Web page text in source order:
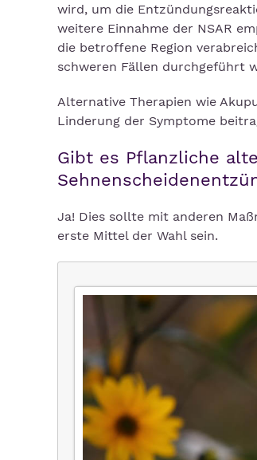
wird, um die
weitere Einnahme der NSAR
die betroffene Region
schweren Fällen durchgeführt
Alternative Therapien wie
Linderung der Symptome
Gibt es Pflanzliche
Ja! Dies sollte mit anderen
erste Mittel der Wahl sein.